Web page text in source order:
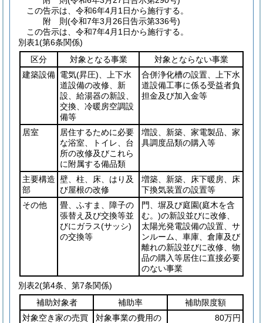
この告示は、令和6年4月1日から施行する。
附 則(令和7年3月26日告示第336号)
この告示は、令和7年4月1日から施行する。
別表1(第6条関係)
区分
対象となる事業
対象とならない事業
建築設備 電気(昇圧) 、上下水
道設備の改修、新
設、給湯器の新設、
交換、冷暖房空調設
備等
合併浄化槽の設置、上下水
道設備工事に係る受益者負
担金及び加入金等
居室
居住するために必要
な浴室、トイレ、台
所の改修及びこれら
に附属する備品類
増設、新築、家電製品、家
具調度品類の購入等
主要構造
部
壁、柱、床、はり及
び屋根の改修
増築、新築、床下暖房、床
下換気装置の設置等
その他
畳、ふすま、障子の
張替え及び交換等並
びにガラス(サッシ)
の交換等
門、塀及び庭園(庭木を含
む。)の新設並びに改修、
太陽光発電設備の設置、サ
ンルーム、車庫、倉庫及び
離れの新設並びに改修、物
品の購入等居住に直接必要
のない事業
別表2(第4条、第7条関係)
補助対象者
補助率
補助限度額
対象空き家の売買
対象事業の費用の
80万円